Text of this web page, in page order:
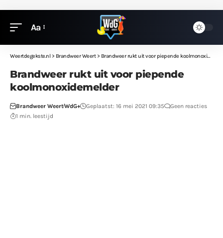
Aa
Weertdegekste.nl> Brandweer Weert> Brandweer rukt uit voor piepende koolmonoxidemelder
Brandweer rukt uit voor piepende
koolmonoxidemelder
Brandweer WeertWdG+ Geplaatst: 16 mei 2021 09:35
Geen reacties
1 min. leestijd